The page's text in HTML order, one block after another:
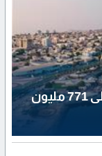
رأس الخيمة تجذب استثمارات تتخطى 771 مليون